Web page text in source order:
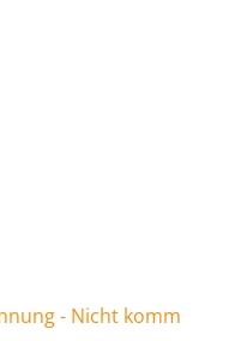
- Nicht komm